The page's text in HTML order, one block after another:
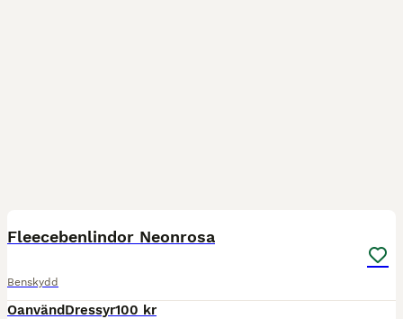
Fleecebenlindor Neonrosa
Benskydd
OanvändDressyr100 kr